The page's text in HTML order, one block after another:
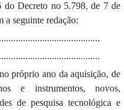
Decreto no 5.798, de 7 de
a seguinte redação:
próprio ano da aqui­sição, de
e instrumentos, no­vos,
de pesquisa tecno­lógica e